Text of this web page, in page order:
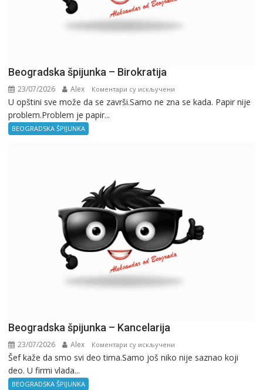
Beogradska špijunka – Birokratija
23/07/2026 Alex Коментари су искључени
Beogradska
U opštini sve može da se završi.Samo ne zna se kada. Papir nije
problem.Problem je papir...
BEOGRADSKA ŠPIJUNKA
Beogradska špijunka – Kancelarija
23/07/2026 Alex Коментари су искључени
Beogradska
Šef kaže da smo svi deo tima.Samo još niko nije saznao koji
deo. U firmi vlada...
BEOGRADSKA ŠPIJUNKA